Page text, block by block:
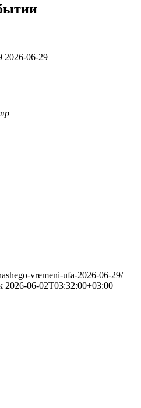
2026-06-29
vremeni-ufa-2026-06-29/
2026-06-02T03:32:00+03:00